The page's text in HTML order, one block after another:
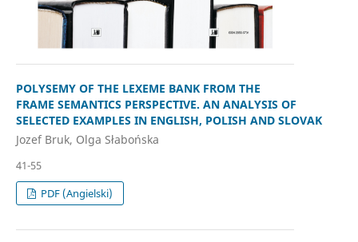
POLYSEMY OF THE LEXEME BANK FROM THE
FRAME SEMANTICS PERSPECTIVE. AN ANALYSIS OF
SELECTED EXAMPLES IN ENGLISH, POLISH AND SLOVAK
Jozef Bruk, Olga Słabońska
41-55
PDF (Angielski)